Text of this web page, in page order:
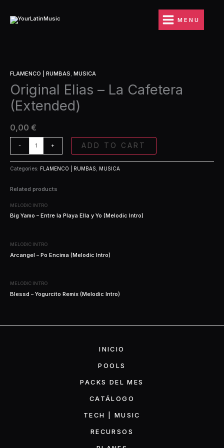
contenido
MENU
FLAMENCO | RUMBAS, MUSICA
Original Elias – La Cafetera
(Extended)
0,00 €
-
Elias
-
La
Cafetera
quantity
+ ADD TO CART
Categories: FLAMENCO | RUMBAS MUSICA
Related products
MELODIC INTRO
Big Yamo – Entre la Playa Ella y Yo (Melodic Intro)
MELODIC INTRO
Arcangel – Po Encima (Melodic Intro)
MELODIC INTRO
Blessd – Yogurcito Remix (Melodic Intro)
INICIO
POOLS
PACKS DEL MES
CATÁLOGO
TECH | MUSIC
RECURSOS
Cafetera
(Extended)